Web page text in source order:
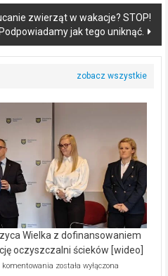
zwierząt w wakacje? STOP!
Podpowiadamy jak tego uniknąć.
Wielka z dofinansowaniem
oczyszczalni ścieków [wideo]
komentowania Ekologiczne
została wyłączona